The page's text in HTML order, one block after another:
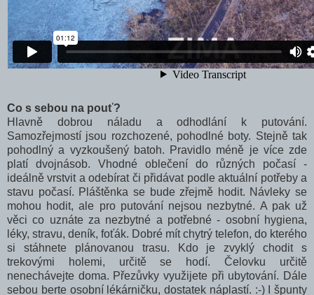
Co s sebou na pouť?
Hlavně dobrou náladu a odhodlání k putování.
Samozřejmostí jsou rozchozené, pohodlné boty. Stejně tak
pohodlný a vyzkoušený batoh. Pravidlo méně je více zde
platí dvojnásob. Vhodné oblečení do různých počasí -
ideálně vrstvit a odebírat či přidávat podle aktuální potřeby a
stavu počasí. Pláštěnka se bude zřejmě hodit. Návleky se
mohou hodit, ale pro putování nejsou nezbytné. A pak už
věci co uznáte za nezbytné a potřebné - osobní hygiena,
léky, stravu, deník, foťák. Dobré mít chytrý telefon, do kterého
si stáhnete plánovanou trasu. Kdo je zvyklý chodit s
trekovými holemi, určitě se hodí. Čelovku určitě
nenechávejte doma. Přezůvky využijete při ubytování. Dále
sebou berte osobní lékárničku, dostatek náplastí. :-) I špunty